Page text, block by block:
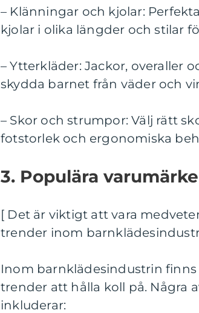
– Klänningar och kjolar:
kjolar i olika längder och stilar
– Ytterkläder: Jackor, overaller
skydda barnet från väder och
– Skor och strumpor: Välj rätt
fotstorlek och ergonomiska
3. Populära
[ Det är viktigt att vara
trender inom
Inom barnklädesindustrin
trender att hålla koll på. Några
inkluderar: